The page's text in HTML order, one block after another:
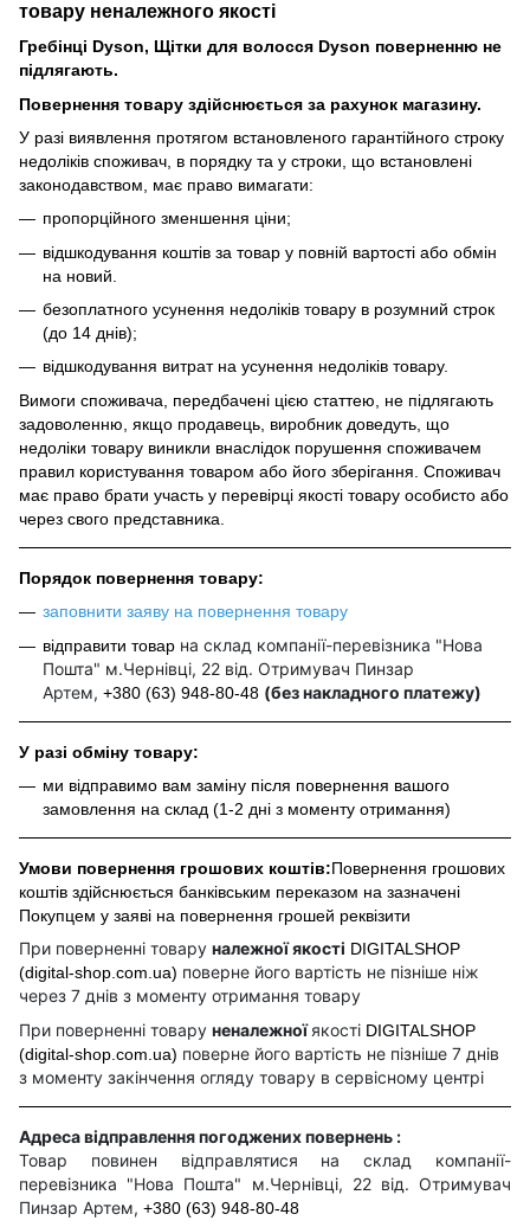
товару неналежного якості
Гребінці Dyson, Щітки для волосся Dyson поверненню не
підлягають.
Повернення товару здійснюється за рахунок магазину.
У разі виявлення протягом встановленого гарантійного строку
недоліків споживач, в порядку та у строки, що встановлені
законодавством, має право вимагати:
пропорційного зменшення ціни;
відшкодування коштів за товар у повній вартості або обмін
на новий.
безоплатного усунення недоліків товару в розумний строк
(до 14 днів);
відшкодування витрат на усунення недоліків товару.
Вимоги споживача, передбачені цією статтею, не підлягають
задоволенню, якщо продавець, виробник доведуть, що
недоліки товару виникли внаслідок порушення споживачем
правил користування товаром або його зберігання. Споживач
має право брати участь у перевірці якості товару особисто або
через свого представника.
Порядок повернення товару:
заповнити заяву на повернення товару
відправити товар на склад компанії-перевізника "Нова
Пошта" м.Чернівці, 22 від. Отримувач Пинзар
Артем, +380 (63) 948-80-48 (без накладного платежу)
У разі обміну товару:
ми відправимо вам заміну після повернення вашого
замовлення на склад (1-2 дні з моменту отримання)
Умови повернення грошових коштів:Повернення грошових
коштів здійснюється банківським переказом на зазначені
Покупцем у заяві на повернення грошей реквізити
При поверненні товару належної якості DIGITALSHOP
(digital-shop.com.ua) поверне його вартість не пізніше ніж
через 7 днів з моменту отримання товару
При поверненні товару неналежноїякості DIGITALSHOP
(digital-shop.com.ua) поверне його вартість не пізніше 7 днів
з моменту закінчення огляду товару в сервісному центрі
Адреса відправлення погоджених повернень :
Товар повинен відправлятися на склад компанії-
перевізника "Нова Пошта" м.Чернівці, 22 від. Отримувач
Пинзар Артем, +380 (63) 948-80-48